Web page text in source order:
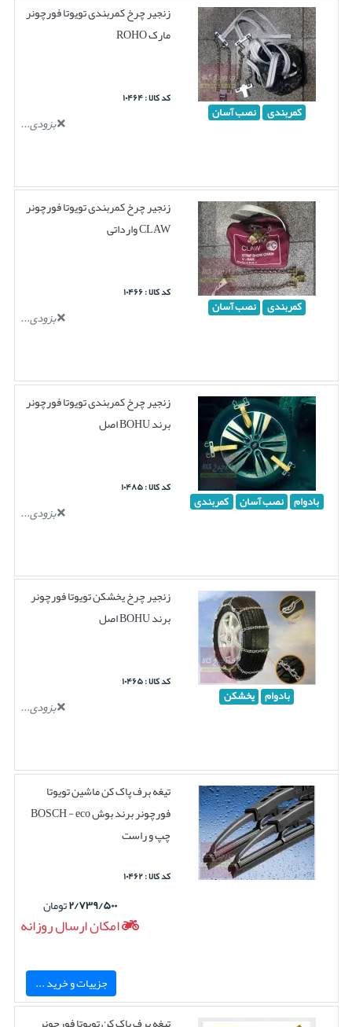
کمربندی نصب آسان
زنجیر چرخ کمربندی تویوتا فورچونر
مارک ROHO
کد کالا : ۱۰۴۶۴
بزودی...
کمربندی نصب آسان
زنجیر چرخ کمربندی تویوتا فورچونر
CLAW وارداتی
کد کالا : ۱۰۴۶۶
بزودی...
بادوام نصب آسان کمربندی
زنجیر چرخ کمربندی تویوتا فورچونر
برند BOHU اصل
کد کالا : ۱۰۴۸۵
بزودی...
بادوام یخشکن
زنجیر چرخ یخشکن تویوتا فورچونر
برند BOHU اصل
کد کالا : ۱۰۴۶۵
بزودی...
تیغه برف پاک کن ماشین تویوتا
فورچونر برند بوش BOSCH - eco
چپ و راست
کد کالا : ۱۰۴۶۲
۲/۷۳۹/۵۰۰تومان
امکان ارسال روزانه
جزییات و خرید ...